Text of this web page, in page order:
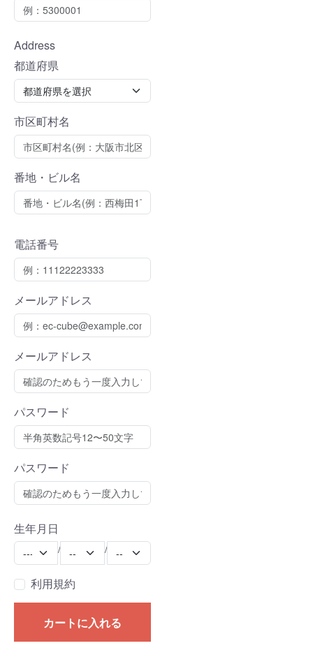
Address
都道府県
市区町村名
番地・ビル名
電話番号
メールアドレス
メールアドレス
パスワード
パスワード
生年月日
Year
Month Day
/ /
利用規約
カートに入れる